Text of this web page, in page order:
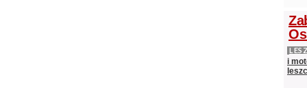
i